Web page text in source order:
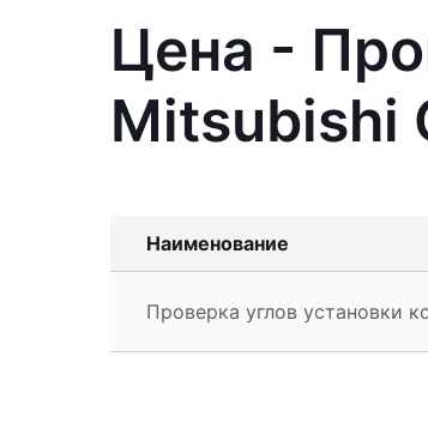
Цена -
Mitsubishi
Наименование
Проверка углов установки